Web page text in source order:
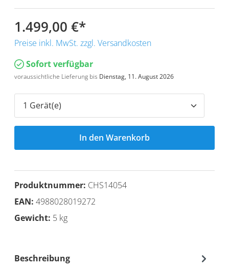
1.499,00 €*
Preise inkl. MwSt. zzgl. Versandkosten
Sofort verfügbar
voraussichtliche Lieferung bis Dienstag, 11. August 2026
In den Warenkorb
Produktnummer: CHS14054
EAN: 4988028019272
Gewicht: 5 kg
Beschreibung